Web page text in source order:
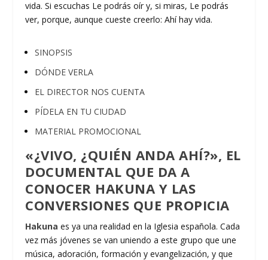
vida. Si escuchas Le podrás oír y, si miras, Le podrás
ver, porque, aunque cueste creerlo: Ahí hay vida.
SINOPSIS
DÓNDE VERLA
EL DIRECTOR NOS CUENTA
PÍDELA EN TU CIUDAD
MATERIAL PROMOCIONAL
«¿VIVO, ¿QUIÉN ANDA AHÍ?», EL
DOCUMENTAL QUE DA A
CONOCER HAKUNA Y LAS
CONVERSIONES QUE PROPICIA
Hakuna es ya una realidad en la Iglesia española. Cada
vez más jóvenes se van uniendo a este grupo que une
música, adoración, formación y evangelización, y que